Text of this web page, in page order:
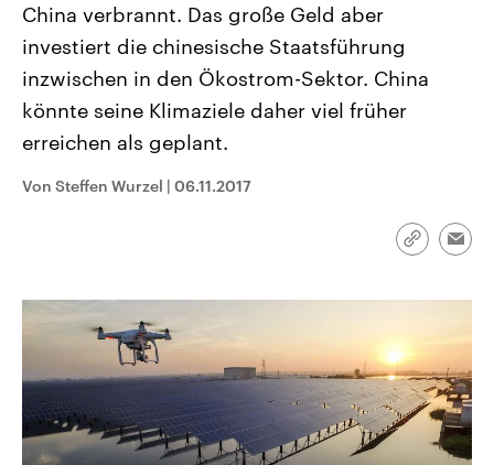
Landtagswahl Sachsen-Anhalt
2026
Alle Informationen
Sachsen-Anhalt wählt am 6.
September 2026 einen neuen
Landtag. Seit 2021 wird das
Bundesland von einer Koalition aus
CDU, SPD und FDP regiert.-
Umfragen, Prognosen,
Wahlprogramme, aktuelle Berichte
Aktuelle Beiträge,
Hintergründe
Wirtschaftlich und
gehören die Vereinigten
den mächtigsten Ländern
China verbrannt. Das große Geld aber
investiert die chinesische Staatsführung
inzwischen in den Ökostrom-Sektor. China
könnte seine Klimaziele daher viel früher
erreichen als geplant.
Von Steffen Wurzel | 06.11.2017
Link